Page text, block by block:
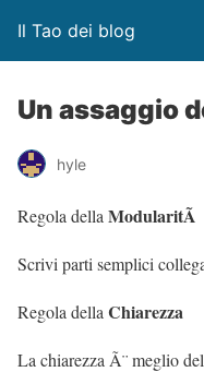
Il Tao dei blog
Un assaggio
hyle
Regola della ModularitÃ
Scrivi parti semplici
Regola della Chiarezza
La chiarezza Ã¨ meglio